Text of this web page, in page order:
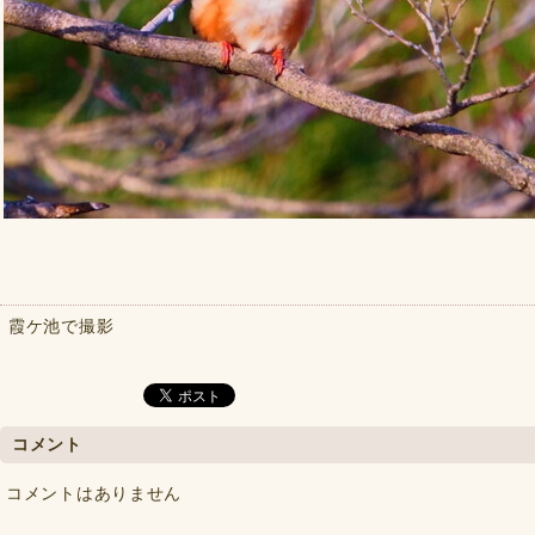
霞ケ池で撮影
コメント
コメントはありません